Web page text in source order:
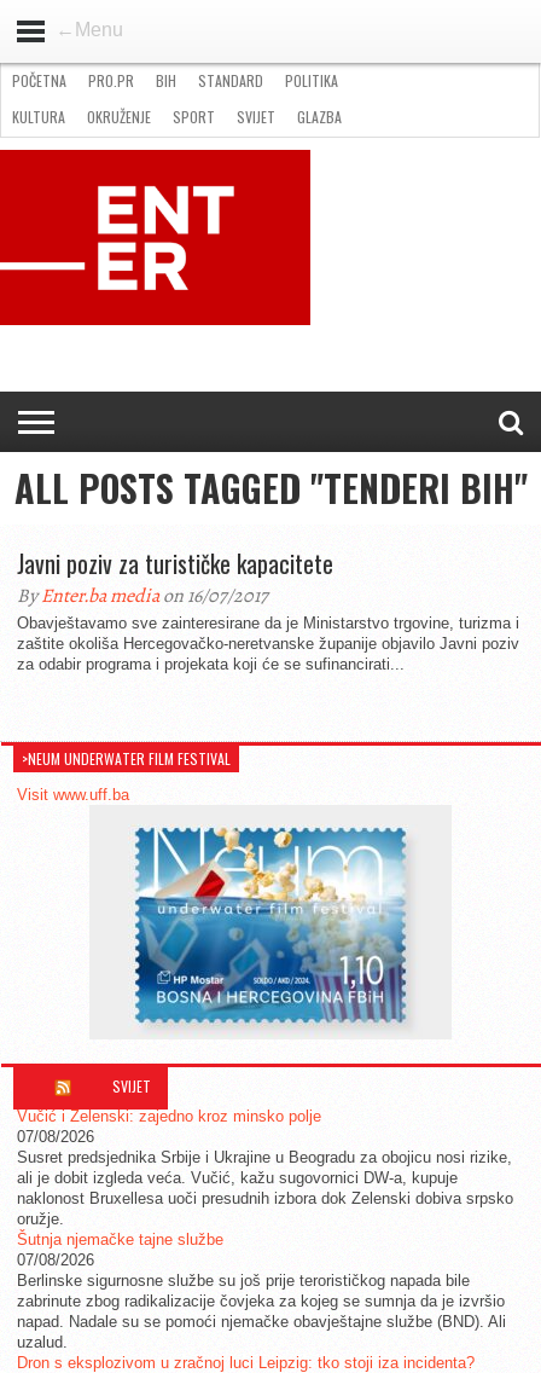
←Menu
STANDARD
GOSPODARSTVO
OKRUŽENJE
POČETNA PRO.PR BIH STANDARD
POLITIKA
KULTURA
OKRUŽENJE SPORT SVIJET
GLAZBA
NATJEČAJI
FILMING LOCATION IN BH KONTAKT
ALL POSTS TAGGED "TENDERI BIH"
Javni poziv za turističke kapacitete
ByEnter.ba mediaon 16/07/2017
Obavještavamo sve zainteresirane da je Ministarstvo trgovine, turizma i
zaštite okoliša Hercegovačko-neretvanske županije objavilo Javni poziv
za odabir programa i projekata koji će se sufinancirati...
>NEUM UNDERWATER FILM FESTIVAL
Visit www.uff.ba
SVIJET
Vučić i Zelenski: zajedno kroz minsko polje
07/08/2026
Susret predsjednika Srbije i Ukrajine u Beogradu za obojicu nosi rizike,
ali je dobit izgleda veća. Vučić, kažu sugovornici DW-a, kupuje
naklonost Bruxellesa uoči presudnih izbora dok Zelenski dobiva srpsko
oružje.
Šutnja njemačke tajne službe
07/08/2026
Berlinske sigurnosne službe su još prije terorističkog napada bile
zabrinute zbog radikalizacije čovjeka za kojeg se sumnja da je izvršio
napad. Nadale su se pomoći njemačke obavještajne službe (BND). Ali
uzalud.
Dron s eksplozivom u zračnoj luci Leipzig: tko stoji iza incidenta?